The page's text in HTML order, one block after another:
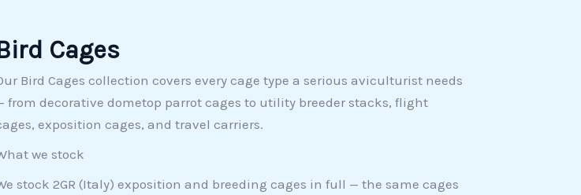
Cages
Bird Cages collection covers every cage type a serious aviculturist needs
from decorative dometop parrot cages to utility breeder stacks, flight
exposition cages, and travel carriers.
we stock
stock 2GR (Italy) exposition and breeding cages in full — the same cages